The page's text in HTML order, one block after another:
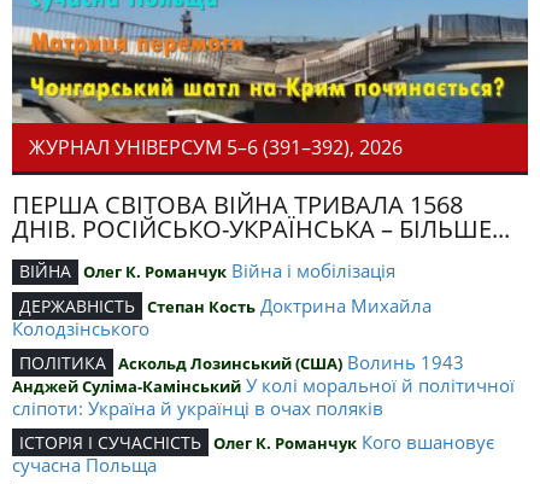
ЖУРНАЛ УНІВЕРСУМ 5–6 (391–392), 2026
ПЕРША СВІТОВА ВІЙНА ТРИВАЛА 1568
ДНІВ. РОСІЙСЬКО-УКРАЇНСЬКА – БІЛЬШЕ...
ВІЙНА Олег К. Романчук Війна і мобілізація
ДЕРЖАВНІСТЬ Степан Кость Доктрина Михайла
Колодзінського
ПОЛІТИКА Аскольд Лозинський (США) Волинь 1943
Анджей Суліма-Камінський У колі моральної й політичної
сліпоти: Україна й українці в очах поляків
ІСТОРІЯ І СУЧАСНІСТЬ Олег К. Романчук Кого вшановує
сучасна Польща